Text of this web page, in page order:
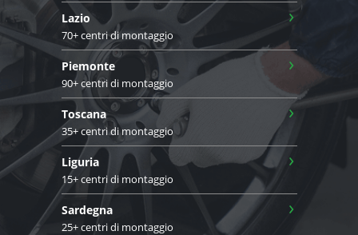
Lazio
70+ centri di montaggio
›
Piemonte
90+ centri di montaggio
›
Toscana
35+ centri di montaggio
›
Liguria
15+ centri di montaggio
›
Sardegna
25+ centri di montaggio
›